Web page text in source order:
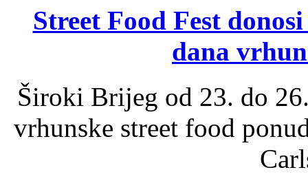
Street Food Fest
dana
Široki Brijeg od 23. do
vrhunske street food